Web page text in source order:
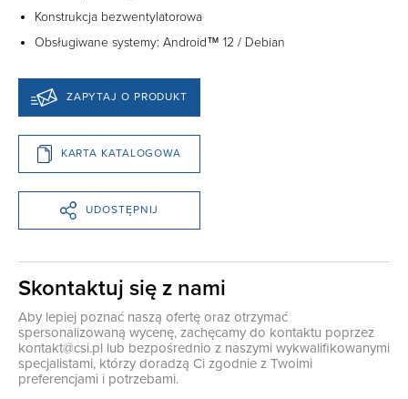
Konstrukcja bezwentylatorowa
Obsługiwane systemy: Android™ 12 / Debian
ZAPYTAJ O PRODUKT
KARTA KATALOGOWA
UDOSTĘPNIJ
Skontaktuj się z nami
Aby lepiej poznać naszą ofertę oraz otrzymać
spersonalizowaną wycenę, zachęcamy do kontaktu poprzez
kontakt@csi.pl lub bezpośrednio z naszymi wykwalifikowanymi
specjalistami, którzy doradzą Ci zgodnie z Twoimi
preferencjami i potrzebami.